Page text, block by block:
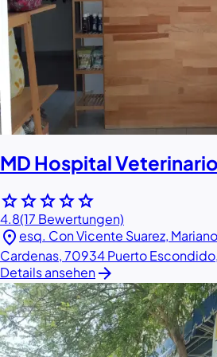
MD Hospital Veterinario
starstarstarstarstar
4.8(17 Bewertungen)
location_onesq. Con Vicente Suarez,
Cardenas, 70934 Puerto
Details ansehenarrow_forward